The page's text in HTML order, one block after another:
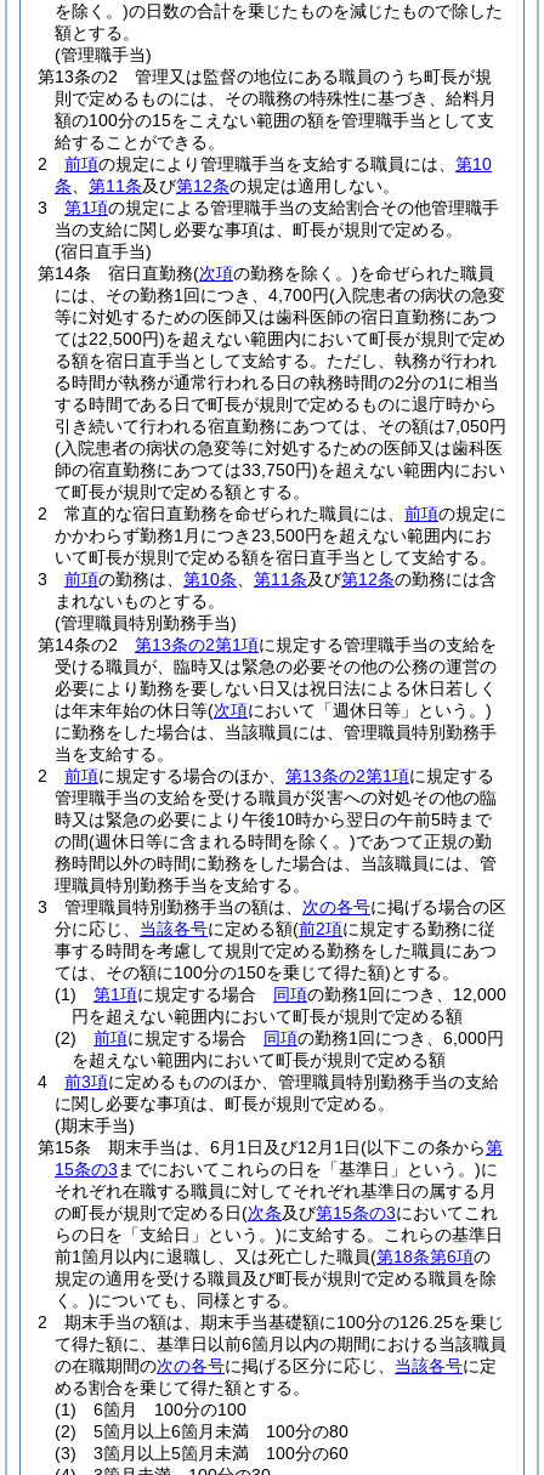
を除く。)の日数の合計を乗じたものを減じたもので除した
額とする。
(管理職手当)
第13条の2
管理又は監督の地位にある職員のうち町長が規
則で定めるものには、その職務の特殊性に基づき、給料月
額の100分の15をこえない範囲の額を管理職手当として支
給することができる。
2
前項の規定により管理職手当を支給する職員には、 第10
条
第11条及び第12条の規定は適用しない。
3
第1項の規定による管理職手当の支給割合その他管理職手
当の支給に関し必要な事項は、町長が規則で定める。
(宿日直手当)
第14条
宿日直勤務(次項の勤務を除く。)を命ぜられた職員
には、その勤務1回につき、4,700円(入院患者の病状の急変
等に対処するための医師又は歯科医師の宿日直勤務にあつ
ては22,500円)を超えない範囲内において町長が規則で定め
る額を宿日直手当として支給する。 ただし、執務が行われ
る時間が執務が通常行われる日の執務時間の2分の1に相当
する時間である日で町長が規則で定めるものに退庁時から
引き続いて行われる宿直勤務にあつては、その額は7,050円
(入院患者の病状の急変等に対処するための医師又は歯科医
師の宿直勤務にあつては33,750円)を超えない範囲内におい
て町長が規則で定める額とする。
2
常直的な宿日直勤務を命ぜられた職員には、 前項の規定に
かかわらず勤務1月につき23,500円を超えない範囲内にお
いて町長が規則で定める額を宿日直手当として支給する。
3
前項の勤務は、 第10条 第11条及び第12条の勤務には含
まれないものとする。
(管理職員特別勤務手当)
第14条の2
第13条の2第1項に規定する管理職手当の支給を
受ける職員が、臨時又は緊急の必要その他の公務の運営の
必要により勤務を要しない日又は祝日法による休日若しく
は年末年始の休日等(次項において「週休日等」という。)
に勤務をした場合は、当該職員には、管理職員特別勤務手
当を支給する。
2
前項に規定する場合のほか、 第13条の2第1項に規定する
管理職手当の支給を受ける職員が災害への対処その他の臨
時又は緊急の必要により午後10時から翌日の午前5時まで
の間(週休日等に含まれる時間を除く。)であつて正規の勤
務時間以外の時間に勤務をした場合は、当該職員には、管
理職員特別勤務手当を支給する。
3
管理職員特別勤務手当の額は、 次の各号に掲げる場合の区
分に応じ、 当該各号に定める額(前2項に規定する勤務に従
事する時間を考慮して規則で定める勤務をした職員にあつ
ては、その額に100分の150を乗じて得た額)とする。
(1)
第1項に規定する場合 同項の勤務1回につき、12,000
円を超えない範囲内において町長が規則で定める額
(2)
前項に規定する場合 同項の勤務1回につき、6,000円
を超えない範囲内において町長が規則で定める額
4
前3項に定めるもののほか、管理職員特別勤務手当の支給
に関し必要な事項は、町長が規則で定める。
(期末手当)
第15条
期末手当は、6月1日及び12月1日(以下この条から第
15条の3 までにおいてこれらの日を「基準日」という。)に
それぞれ在職する職員に対してそれぞれ基準日の属する月
の町長が規則で定める日(次条及び第15条の3においてこれ
らの日を「支給日」という。)に支給する。
これらの基準日
前1箇月以内に退職し、又は死亡した職員(第18条第6項の
規定の適用を受ける職員及び町長が規則で定める職員を除
く。)についても、同様とする。
2
期末手当の額は、期末手当基礎額に100分の126.25を乗じ
て得た額に、基準日以前6箇月以内の期間における当該職員
の在職期間の次の各号に掲げる区分に応じ、 当該各号に定
める割合を乗じて得た額とする。
(1)
6箇月 100分の100
(2)
5箇月以上6箇月未満 100分の80
(3)
3箇月以上5箇月未満 100分の60